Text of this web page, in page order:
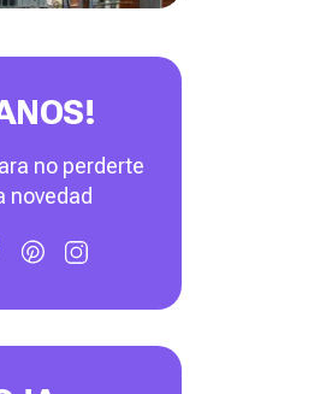
no perderte
novedad